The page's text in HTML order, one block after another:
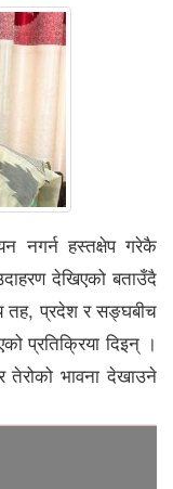
नगर्न हस्तक्षेप गरेकै
देखिएको बताउँदै
तह, प्रदेश र सङ्घबीच
प्रतिक्रिया दिइन् ।
तेरोको भावना देखाउने